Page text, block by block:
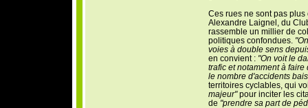
Ces rues ne sont pas
Alexandre Laignel, du
rassemble un millier de
politiques confondues.
voies à double sens
en convient : "On voit le
trafic et notamment à
le nombre d'accidents
territoires cyclables, qui
majeur"pour inciter les
de "prendre sa part de